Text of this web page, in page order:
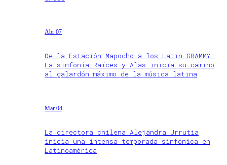
Abr 07
De la Estación Mapocho a los Latin GRAMMY:
La sinfonía Raíces y Alas inicia su camino
al galardón máximo de la música latina
Mar 04
La directora chilena Alejandra Urrutia
inicia una intensa temporada sinfónica en
Latinoamérica